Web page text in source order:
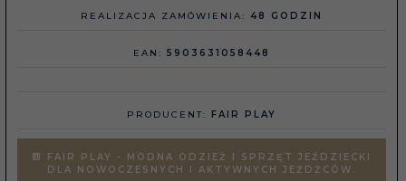
REALIZACJA ZAMÓWIENIA: 48 GODZIN
EAN: 5903631058448
PRODUCENT: FAIR PLAY
FAIR PLAY - MODNA ODZIEŻ I SPRZĘT JEŹDZIECKI
DLA NOWOCZESNYCH I AKTYWNYCH JEŹDŹCÓW.